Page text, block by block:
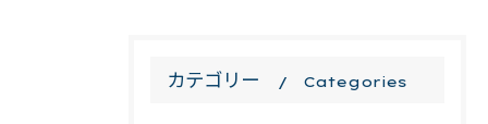
カテゴリー Categories